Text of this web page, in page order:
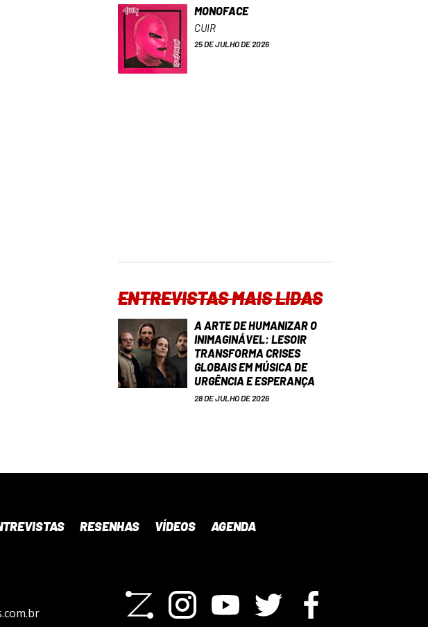
MONOFACE
CUIR
25 DE JULHO DE 2026
ENTREVISTAS MAIS LIDAS
A ARTE DE HUMANIZAR O
INIMAGINÁVEL: LESOIR
TRANSFORMA CRISES
GLOBAIS EM MÚSICA DE
URGÊNCIA E ESPERANÇA
28 DE JULHO DE 2026
RESENHAS VÍDEOS AGENDA